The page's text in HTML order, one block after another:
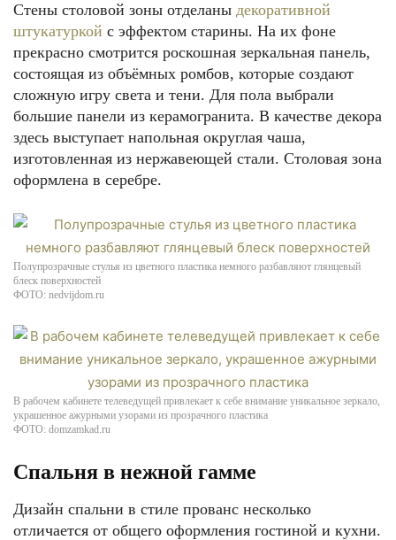
Стены столовой зоны отделаны декоративной
штукатуркой с эффектом старины. На их фоне
прекрасно смотрится роскошная зеркальная панель,
состоящая из объёмных ромбов, которые создают
сложную игру света и тени. Для пола выбрали
большие панели из керамогранита. В качестве декора
здесь выступает напольная округлая чаша,
изготовленная из нержавеющей стали. Столовая зона
оформлена в серебре.
Полупрозрачные стулья из цветного пластика немного разбавляют глянцевый
блеск поверхностей
ФОТО: nedvijdom.ru
В рабочем кабинете телеведущей привлекает к себе внимание уникальное зеркало,
украшенное ажурными узорами из прозрачного пластика
ФОТО: domzamkad.ru
Спальня в нежной гамме
Дизайн спальни в стиле прованс несколько
отличается от общего оформления гостиной и кухни.